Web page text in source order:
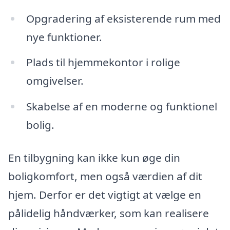
Opgradering af eksisterende rum med
nye funktioner.
Plads til hjemmekontor i rolige
omgivelser.
Skabelse af en moderne og funktionel
bolig.
En tilbygning kan ikke kun øge din
boligkomfort, men også værdien af dit
hjem. Derfor er det vigtigt at vælge en
pålidelig håndværker, som kan realisere